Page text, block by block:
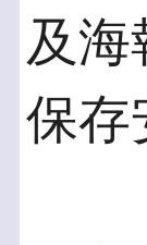
及海
保存